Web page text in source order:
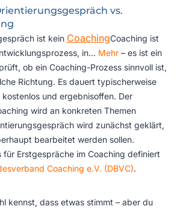
vs.
ist kein CoachingCoaching ist
in... Mehr– es ist ein
ob ein Coaching-Prozess sinnvoll ist,
Richtung. Es dauert typischerweise
und ergebnisoffen. Der
wird an konkreten Themen
wird zunächst geklärt,
bearbeitet werden sollen.
Erstgespräche im Coaching definiert
Coaching e.V. (DBVC).
kennst, dass etwas stimmt – aber du